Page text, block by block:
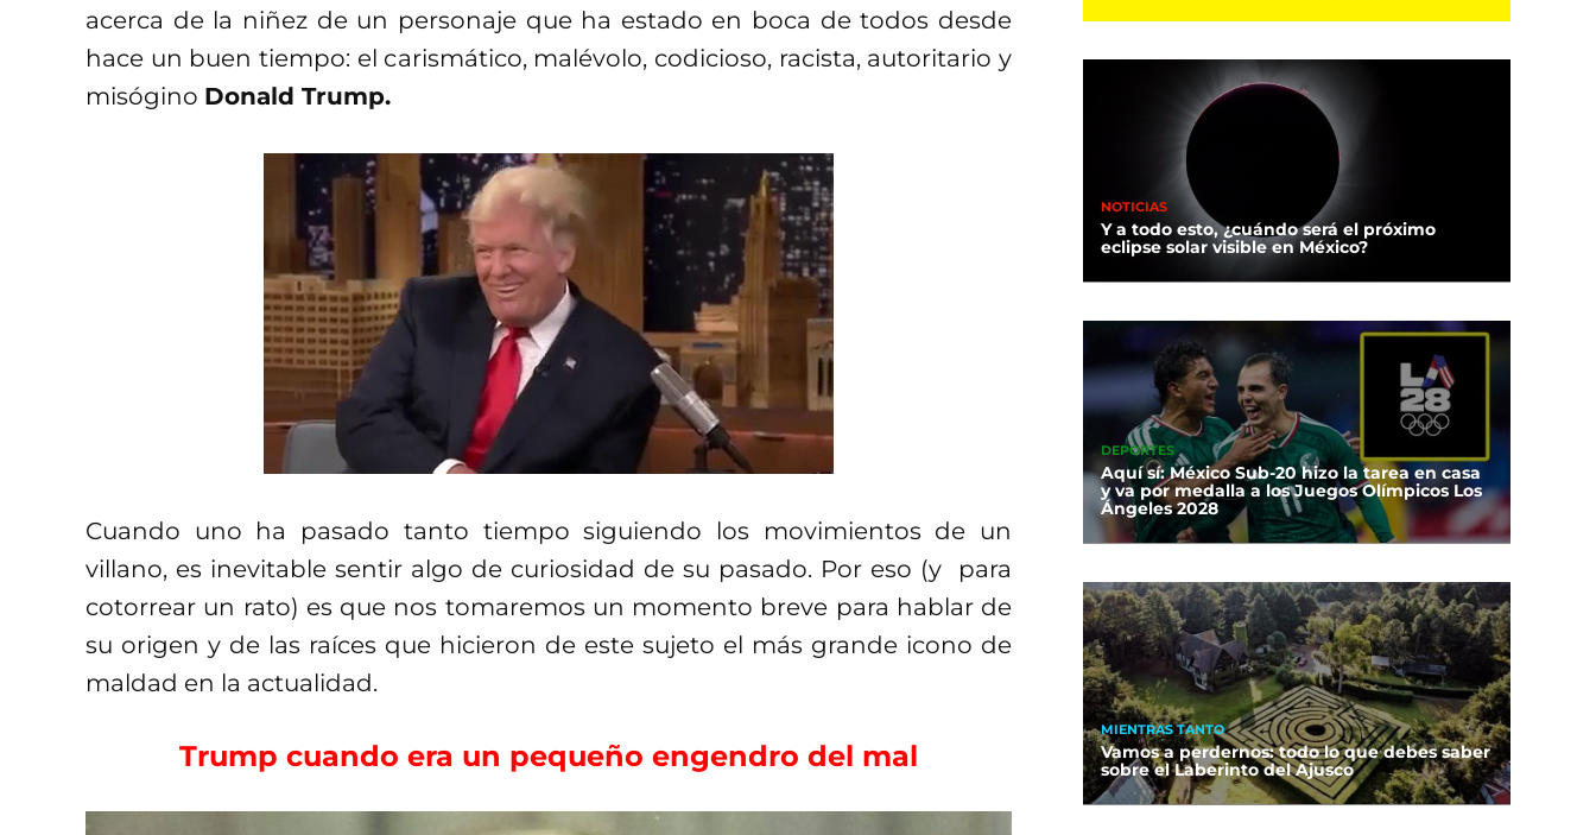
acerca de la niñez de un personaje que ha estado en boca de todos desde
hace un buen tiempo: el carismático, malévolo, codicioso, racista, autoritario y
misógino Donald Trump.
Cuando uno ha pasado tanto tiempo siguiendo los movimientos de un
villano, es inevitable sentir algo de curiosidad de su pasado. Por eso (y para
cotorrear un rato) es que nos tomaremos un momento breve para hablar de
su origen y de las raíces que hicieron de este sujeto el más grande icono de
maldad en la actualidad.
Trump cuando era un pequeño engendro del mal
NOTICIAS
Y a todo esto, ¿cuándo será el próximo
eclipse solar visible en México?
DEPORTES
Aquí sí: México Sub-20 hizo la tarea en casa
y va por medalla a los Juegos Olímpicos Los
Ángeles 2028
MIENTRAS TANTO
Vamos a perdernos: todo lo que debes saber
sobre el Laberinto del Ajusco